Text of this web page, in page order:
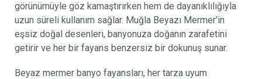
görünümüyle göz kamaştırırken hem de dayanıklılığıyla
uzun süreli kullanım sağlar. Muğla Beyazı Mermer’in
eşsiz doğal desenleri, banyonuza doğanın zarafetini
getirir ve her bir fayans benzersiz bir dokunuş sunar.
Beyaz mermer banyo fayansları, her tarza uyum